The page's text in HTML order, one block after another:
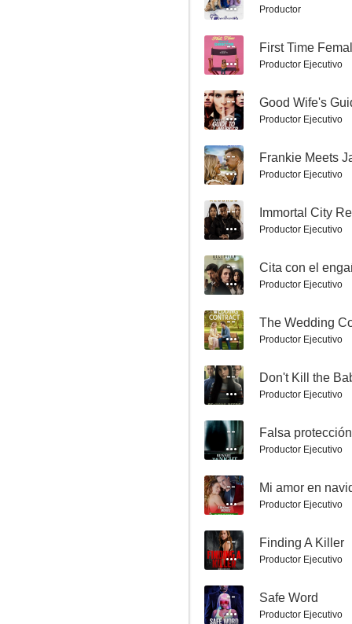
7.8
Un lugar para el recuerdo
7.5
Wedding Season
Ángeles en la nieve
7.2
Productor
-- First Time
Productor Ejecutivo
-- Good Wife's
Productor Ejecutivo
-- Frankie Meets
Productor Ejecutivo
-- Immortal City
Productor Ejecutivo
-- Cita con el
Productor Ejecutivo
-- The Wedding
Productor Ejecutivo
-- Don't Kill the
Productor Ejecutivo
-- Falsa protección
Productor Ejecutivo
-- Mi amor en
Productor Ejecutivo
-- Finding A Killer
Productor Ejecutivo
-- Safe Word
Productor Ejecutivo